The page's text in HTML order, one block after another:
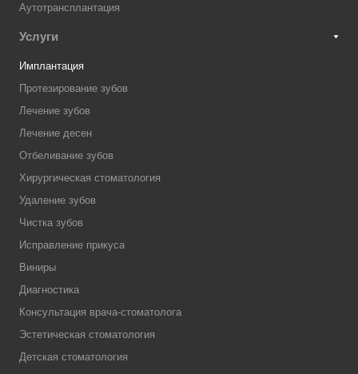
Аутотрансплантация
Услуги
Имплантация
Протезирование зубов
Лечение зубов
Лечение десен
Отбеливание зубов
Хирургическая стоматология
Удаление зубов
Чистка зубов
Исправление прикуса
Виниры
Диагностика
Консультация врача-стоматолога
Эстетическая стоматология
Детская стоматология